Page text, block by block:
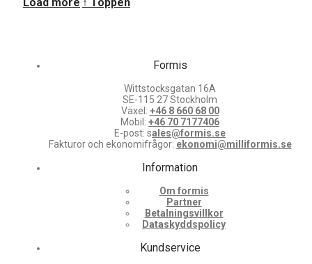
Formis
Wittstocksgatan 16A
SE-115 27 Stockholm
Växel: +46 8 660 68 00
Mobil: +46 70 7177406
E-post: sales@formis.se
Fakturor och ekonomifrågor: ekonomi@milliformis.se
Information
Om formis
Partner
Betalningsvillkor
Dataskyddspolicy
Kundservice